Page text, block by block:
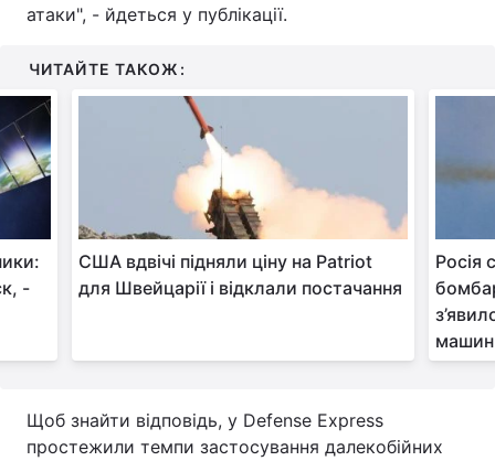
атаки", - йдеться у публікації.
ЧИТАЙТЕ ТАКОЖ:
-
США вдвічі підняли ціну на Patriot
для Швейцарії і відклали постачання
Росія
Щоб знайти відповідь, у Defense Express
простежили темпи застосування далекобійних